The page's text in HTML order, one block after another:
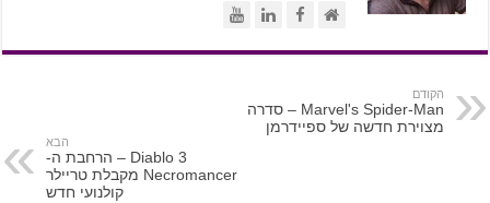
הקודם
Marvel's Spider-Man – סדרה
מצוירת חדשה של ספיידרמן
הבא
Diablo 3 – הרחבת ה-
Necromancer מקבלת טריילר
קולנועי חדש